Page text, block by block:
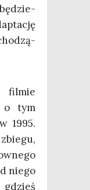
fil­mie
o tym
1995.
nie­go